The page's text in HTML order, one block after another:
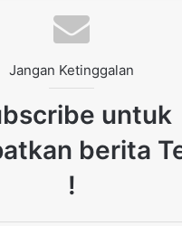
Jangan Ketinggalan
untuk
berita
!